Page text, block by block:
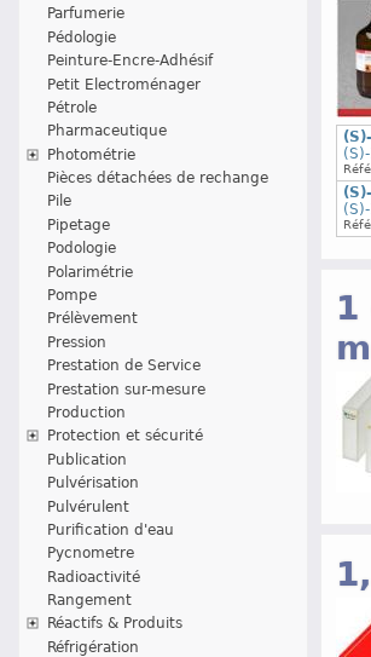
Parfumerie
Pédologie
Peinture-Encre-Adhésif
Petit Electroménager
Pétrole
Pharmaceutique
Photométrie
Pièces détachées de rechange
Pile
Pipetage
Podologie
Polarimétrie
Pompe
Prélèvement
Pression
Prestation de Service
Prestation sur-mesure
Production
Protection et sécurité
Publication
Pulvérisation
Pulvérulent
Purification d'eau
Pycnometre
Radioactivité
Rangement
Réactifs & Produits
Réfrigération